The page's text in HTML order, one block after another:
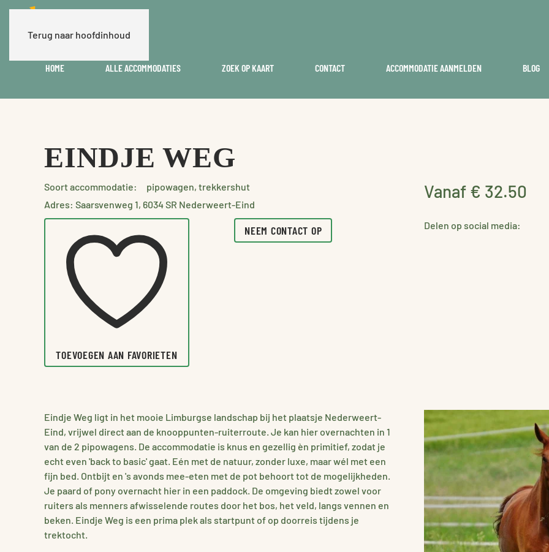
Terug naar hoofdinhoud
HOME ALLE ACCOMMODATIES ZOEK OP KAART CONTACT ACCOMMODATIE AANMELDEN BLOG
EINDJE WEG
Soort accommodatie:
pipowagen, trekkershut
Adres: Saarsvenweg 1, 6034 SR Nederweert-Eind
Vanaf € 32.50
TOEVOEGEN AAN FAVORIETEN
NEEM CONTACT OP Delen op social media:
Eindje Weg ligt in het mooie Limburgse landschap bij het plaatsje Nederweert-
Eind, vrijwel direct aan de knooppunten-ruiterroute. Je kan hier overnachten in 1
van de 2 pipowagens. De accommodatie is knus en gezellig èn primitief, zodat je
echt even 'back to basic' gaat. Eén met de natuur, zonder luxe, maar wél met een
fijn bed. Ontbijt en 's avonds mee-eten met de pot behoort tot de mogelijkheden.
Je paard of pony overnacht hier in een paddock. De omgeving biedt zowel voor
ruiters als menners afwisselende routes door het bos, het veld, langs vennen en
beken. Eindje Weg is een prima plek als startpunt of op doorreis tijdens je
trektocht.